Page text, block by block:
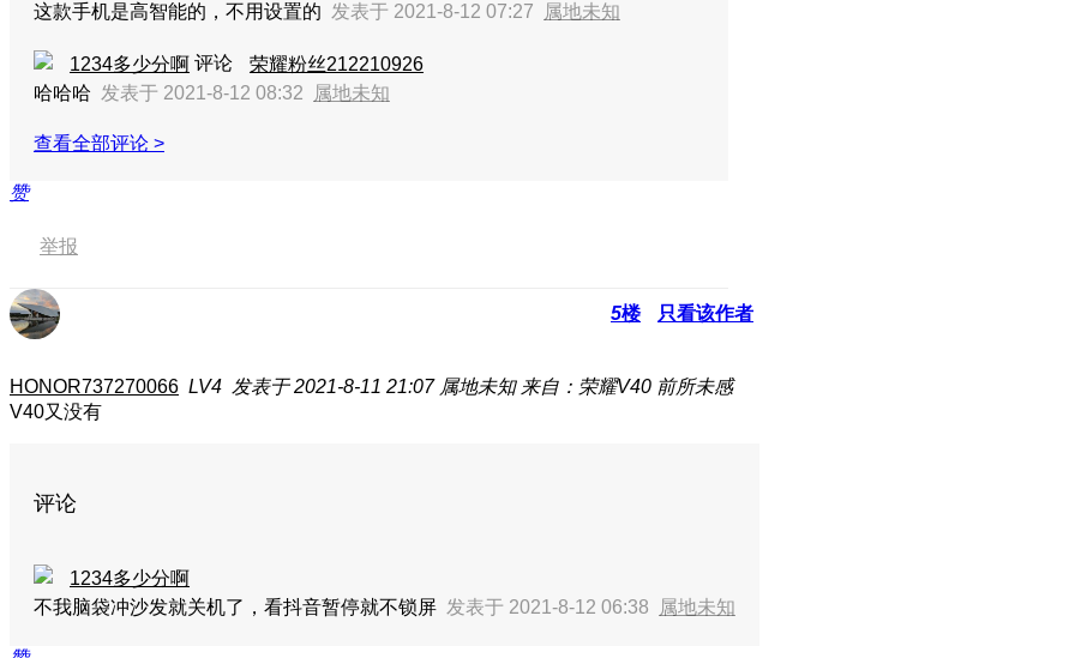
这款手机是高智能的，不用设置的 发表于 2021-8-12 07:27 属地未知
1234多少分啊 评论
荣耀粉丝212210926
哈哈哈 发表于 2021-8-12 08:32 属地未知
查看全部评论 >
赞
举报
5楼 只看该作者
HONOR737270066 LV4 发表于 2021-8-11 21:07 属地未知 来自：荣耀V40 前所未感
V40又没有
评论
1234多少分啊
不我脑袋冲沙发就关机了，看抖音暂停就不锁屏 发表于 2021-8-12 06:38 属地未知